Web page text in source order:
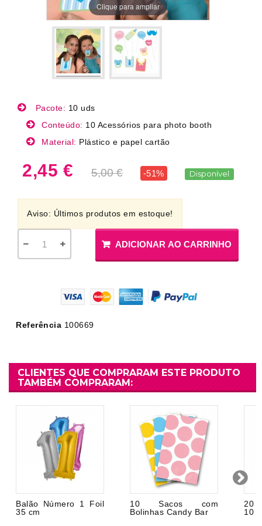
Clique para ampliar
Pacote: 10 uds
Conteúdo: 10 Acessórios para photo booth
Material: Plástico e papel cartão
2,45 € 5,00 € -51% Disponível
Aviso: Últimos produtos em estoque!
ADICIONAR AO CARRINHO
Referência 100669
CLIENTES QUE COMPRARAM ESTE PRODUTO
TAMBÉM COMPRARAM:
Balão Número 1 Foil
35 cm
10 Sacos com
Bolinhas Candy Bar
20
10